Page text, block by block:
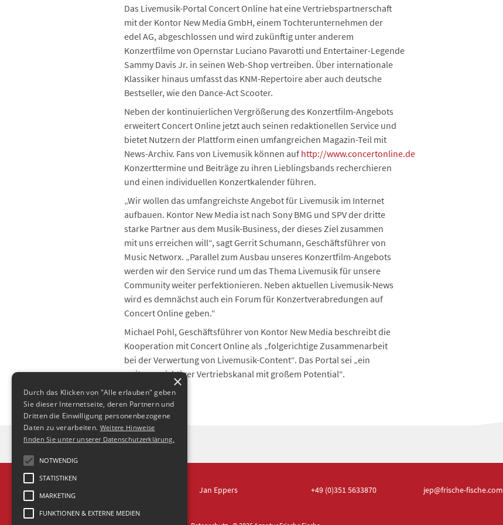
Das Livemusik-Portal Concert Online hat eine Vertriebspartnerschaft
mit der Kontor New Media GmbH, einem Tochterunternehmen der
edel AG, abgeschlossen und wird zukünftig unter anderem
Konzertfilme von Opernstar Luciano Pavarotti und Entertainer-Legende
Sammy Davis Jr. in seinen Web-Shop vertreiben. Über internationale
Klassiker hinaus umfasst das KNM-Repertoire aber auch deutsche
Bestseller, wie den Dance-Act Scooter.
Neben der kontinuierlichen Vergrößerung des Konzertfilm-Angebots
erweitert Concert Online jetzt auch seinen redaktionellen Service und
bietet Nutzern der Plattform einen umfangreichen Magazin-Teil mit
News-Archiv. Fans von Livemusik können auf http://www.concertonline.de
Konzerttermine und Beiträge zu ihren Lieblingsbands recherchieren
und einen individuellen Konzertkalender führen.
„Wir wollen das umfangreichste Angebot für Livemusik im Internet
aufbauen. Kontor New Media ist nach Sony BMG und SPV der dritte
starke Partner aus dem Musik-Business, der dieses Ziel zusammen
mit uns erreichen will“, sagt Gerrit Schumann, Geschäftsführer von
Music Networx. „Parallel zum Ausbau unseres Konzertfilm-Angebots
werden wir den Service rund um das Thema Livemusik für unsere
Community weiter perfektionieren. Neben aktuellen Livemusik-News
wird es demnächst auch ein Forum für Konzertverabredungen auf
Concert Online geben.“
Michael Pohl, Geschäftsführer von Kontor New Media beschreibt die
Kooperation mit Concert Online als „folgerichtige Zusammenarbeit
bei der Verwertung von Livemusik-Content“. Das Portal sei „ein
weiterer wichtiger Vertriebskanal mit großem Potential“.
Jan Eppers +49 (0)3515633870 jep@frische-fische.com
×
Durch das Klicken von "Alle erlauben" geben
Sie dieser Internetseite, deren Partnern und
Dritten die Einwilligung personenbezogene
Daten zu verarbeiten. Weitere Hinweise
finden Sie unter unserer Datenschutzerklärung.
NOTWENDIG
STATISTIKEN
MARKETING
FUNKTIONEN & EXTERNE MEDIEN